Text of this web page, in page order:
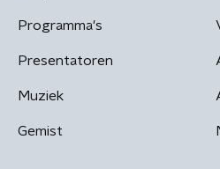
Programma's
Presentatoren
Muziek
Gemist